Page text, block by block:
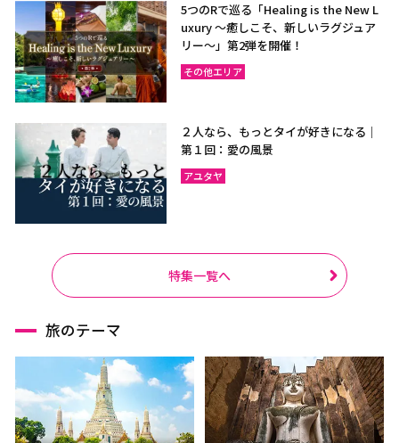
5つのRで巡る「Healing is the New L
uxury ～癒しこそ、新しいラグジュア
リー〜」第2弾を開催！
その他エリア
２人なら、もっとタイが好きになる｜
第１回：愛の風景
アユタヤ
特集一覧へ
旅のテーマ